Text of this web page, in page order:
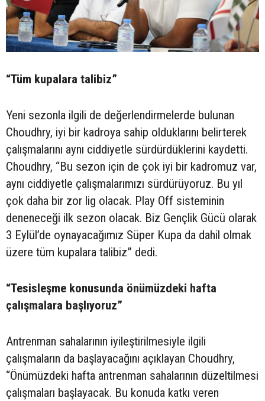
“Tüm kupalara talibiz”
Yeni sezonla ilgili de değerlendirmelerde bulunan
Choudhry, iyi bir kadroya sahip olduklarını belirterek
çalışmalarını aynı ciddiyetle sürdürdüklerini kaydetti.
Choudhry, “Bu sezon için de çok iyi bir kadromuz var,
aynı ciddiyetle çalışmalarımızı sürdürüyoruz. Bu yıl
çok daha bir zor lig olacak. Play Off sisteminin
deneneceği ilk sezon olacak. Biz Gençlik Gücü olarak
3 Eylül’de oynayacağımız Süper Kupa da dahil olmak
üzere tüm kupalara talibiz” dedi.
“Tesisleşme konusunda önümüzdeki hafta
çalışmalara başlıyoruz”
Antrenman sahalarının iyileştirilmesiyle ilgili
çalışmaların da başlayacağını açıklayan Choudhry,
“Önümüzdeki hafta antrenman sahalarının düzeltilmesi
çalışmaları başlayacak. Bu konuda katkı veren